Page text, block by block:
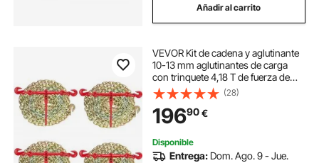
Añadir al carrito
VEVOR Kit de cadena y aglutinante
10-13 mm aglutinantes de carga
con trinquete 4,18 T de fuerza de
trabajo aglutinantes y cadenas de
trinquete con ganchos G70 10mm x
3m para camión, amarre,
transporte
(28)
19690€
Disponible
Entrega: Dom. Ago. 9 - Jue.